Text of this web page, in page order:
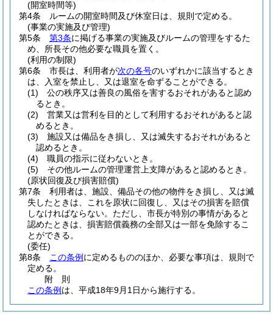
(開室時間等)
第4条
ルームの開室時間及び休室日は、規則で定める。
(事業の実施及び管理)
第5条
第3条に掲げる事業の実施及びルームの管理をするた
め、所長その他必要な職員を置く。
(利用の制限)
第6条
市長は、利用者が次の各号のいずれかに該当するとき
は、入室を禁止し、又は退室を命ずることができる。
(1)
公の秩序又は善良の風俗を害するおそれがあると認め
るとき。
(2)
営業又は営利を目的として利用するおそれがあると認
めるとき。
(3)
施設又は備品をき損し、又は滅失するおそれがあると
認めるとき。
(4)
職員の指示に従わないとき。
(5)
その他ルームの管理運営上支障があると認めるとき。
(原状回復及び損害賠償)
第7条
利用者は、施設、備品その他の物件をき損し、又は滅
失したときは、これを原状に回復し、又はその損害を賠償
しなければならない。 ただし、市長が特別の事情があると
認めたときは、損害賠償義務の全部又は一部を免除するこ
とができる。
(委任)
第8条
この条例 に定めるもののほか、必要な事項は、規則で
定める。
附 則
この条例 は、平成18年9月1日から施行する。